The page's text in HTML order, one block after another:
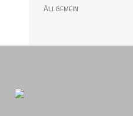
Allgemein